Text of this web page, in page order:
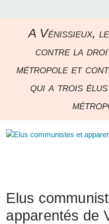
A Vénissieux,
contre la
métropole et
qui a trois élus
Elus
apparentés de